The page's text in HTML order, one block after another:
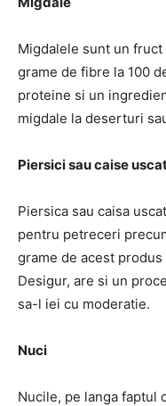
Migdalele sunt un
grame de fibre la 100
proteine ​​si un
migdale la deserturi
Piersici sau caise
Piersica sau caisa
pentru petreceri
grame de acest
Desigur, are si un
sa-l iei cu moderatie.
Nuci
Nucile, pe langa faptul